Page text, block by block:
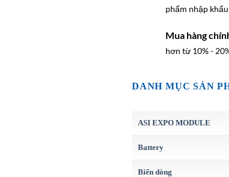
phẩm nhập
Mua hàng
hơn từ 10% -
DANH MỤC SẢN
ASI EXPO MODULE
Battery
Biến dòng